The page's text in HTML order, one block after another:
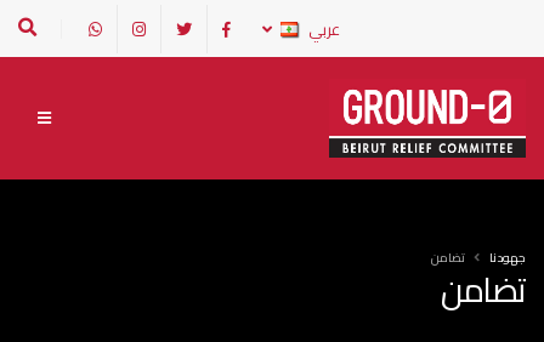
عربي
تضامن
جهودنا تضامن